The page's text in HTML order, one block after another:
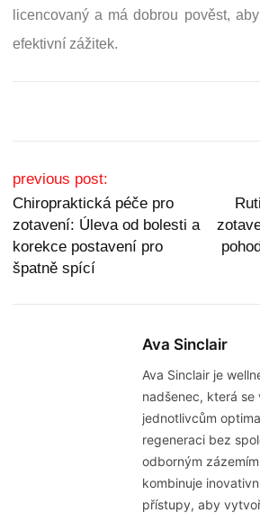
licencovaný a má dobrou pověst,
efektivní zážitek.
Post navigation
previous post:
Chiropraktická péče pro
zotavení: Úleva od bolesti a
korekce postavení pro
špatně spící
Ava Sinclair
Ava Sinclair je
nadšenec, která se
jednotlivcům
regeneraci bez
odborným
kombinuje
přístupy, aby